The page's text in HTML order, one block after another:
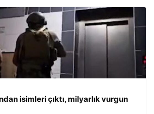
isimleri çıktı, milyarlık vurgun